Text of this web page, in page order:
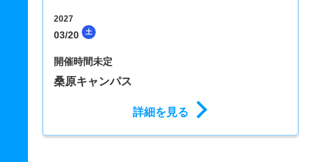
2027
03/20 土
開催時間未定
桑原キャンパス
詳細を見る